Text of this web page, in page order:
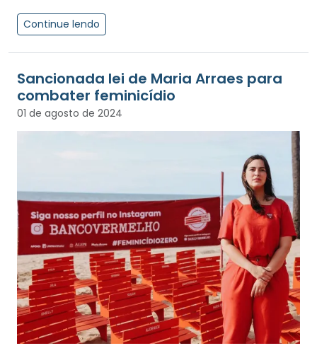
Continue lendo
Sancionada lei de Maria Arraes para
combater feminicídio
01 de agosto de 2024